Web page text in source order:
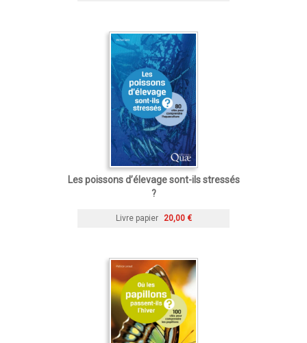
Les poissons d’élevage sont-ils stressés
?
Livre papier 20,00 €